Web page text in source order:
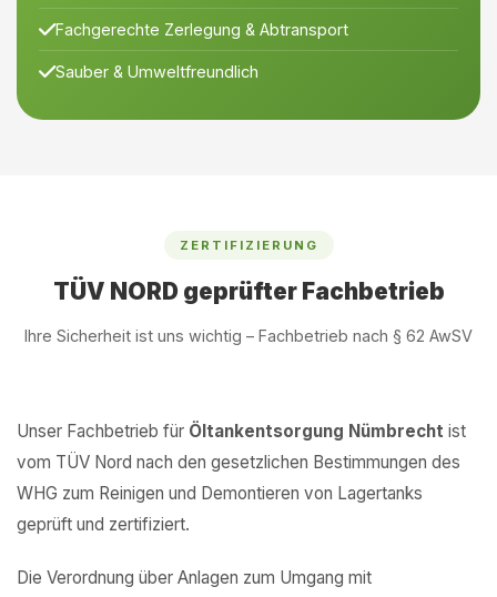
Fachgerechte Zerlegung & Abtransport
Sauber & Umweltfreundlich
ZERTIFIZIERUNG
TÜV NORD geprüfter Fachbetrieb
Ihre Sicherheit ist uns wichtig – Fachbetrieb nach § 62 AwSV
Unser Fachbetrieb für Öltankentsorgung Nümbrecht ist
vom TÜV Nord nach den gesetzlichen Bestimmungen des
WHG zum Reinigen und Demontieren von Lagertanks
geprüft und zertifiziert.
Die Verordnung über Anlagen zum Umgang mit